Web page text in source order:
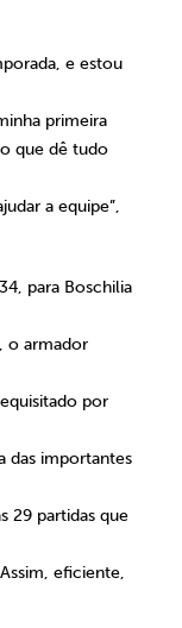
e estou
primeira
que dê tudo
a equipe”,
para Boschilia
o armador
por
das importantes
29 partidas que
eficiente,